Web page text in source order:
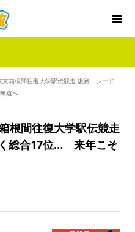
京箱根間往復大学駅伝競走 復路 シード
還へ
根間往復大学駅伝競走
総合17位… 来年こそ